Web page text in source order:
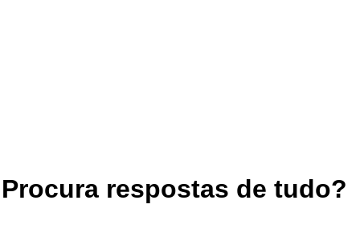
Procura respostas de tudo?